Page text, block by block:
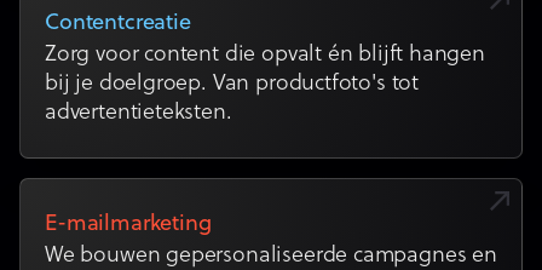
Contentcreatie
Zorg voor content die opvalt én blijft hangen
bij je doelgroep. Van productfoto's tot
advertentieteksten.
E-mailmarketing
We bouwen gepersonaliseerde campagnes en